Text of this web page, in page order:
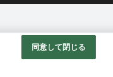
同意して閉じる